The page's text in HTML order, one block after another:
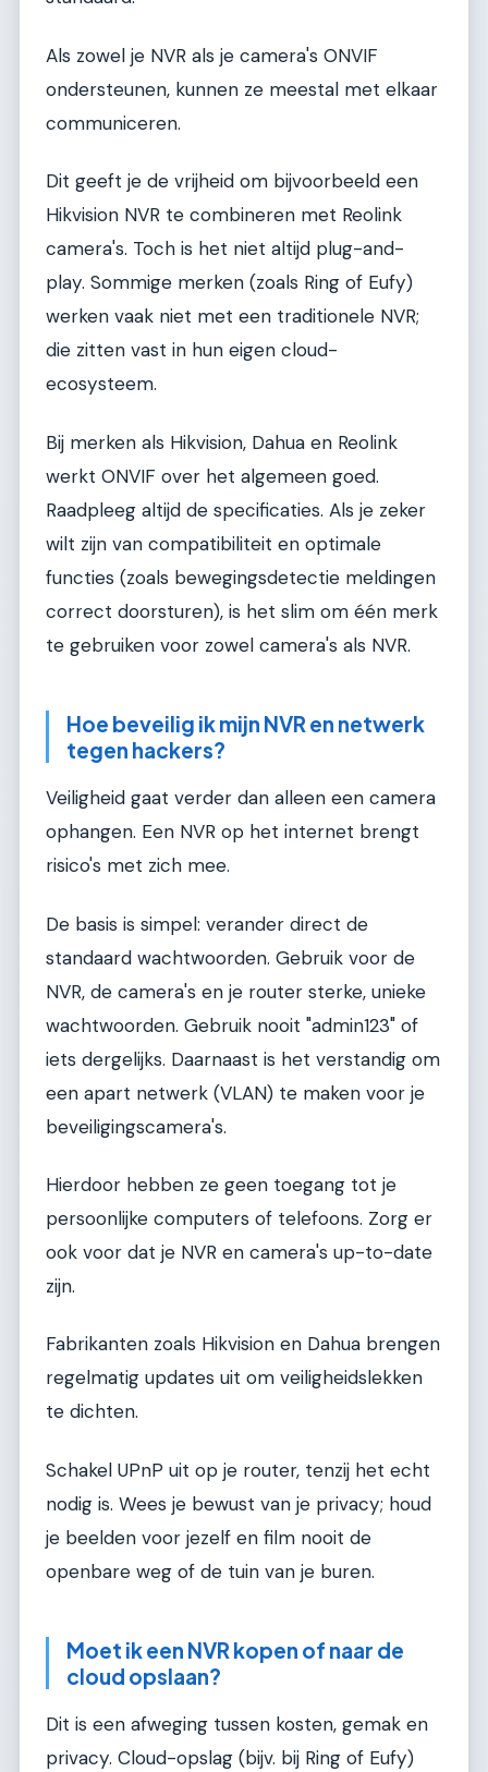
Als zowel je NVR als je camera's ONVIF
ondersteunen, kunnen ze meestal met elkaar
communiceren.
Dit geeft je de vrijheid om bijvoorbeeld een
Hikvision NVR te combineren met Reolink
camera's. Toch is het niet altijd plug-and-
play. Sommige merken (zoals Ring of Eufy)
werken vaak niet met een traditionele NVR;
die zitten vast in hun eigen cloud-
ecosysteem.
Bij merken als Hikvision, Dahua en Reolink
werkt ONVIF over het algemeen goed.
Raadpleeg altijd de specificaties. Als je zeker
wilt zijn van compatibiliteit en optimale
functies (zoals bewegingsdetectie meldingen
correct doorsturen), is het slim om één merk
te gebruiken voor zowel camera's als NVR.
Hoe beveilig ik mijn NVR en netwerk
tegen hackers?
Veiligheid gaat verder dan alleen een camera
ophangen. Een NVR op het internet brengt
risico's met zich mee.
De basis is simpel: verander direct de
standaard wachtwoorden. Gebruik voor de
NVR, de camera's en je router sterke, unieke
wachtwoorden. Gebruik nooit "admin123" of
iets dergelijks. Daarnaast is het verstandig om
een apart netwerk (VLAN) te maken voor je
beveiligingscamera's.
Hierdoor hebben ze geen toegang tot je
persoonlijke computers of telefoons. Zorg er
ook voor dat je NVR en camera's up-to-date
zijn.
Fabrikanten zoals Hikvision en Dahua brengen
regelmatig updates uit om veiligheidslekken
te dichten.
Schakel UPnP uit op je router, tenzij het echt
nodig is. Wees je bewust van je privacy; houd
je beelden voor jezelf en film nooit de
openbare weg of de tuin van je buren.
Moet ik een NVR kopen of naar de
cloud opslaan?
Dit is een afweging tussen kosten, gemak en
privacy. Cloud-opslag (bijv. bij Ring of Eufy)